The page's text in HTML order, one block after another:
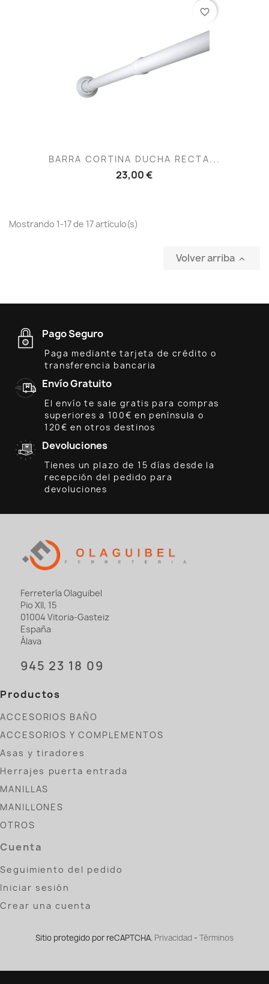
BARRA CORTINA DUCHA RECTA...
23,00 €
favorite_border
Mostrando 1-17 de 17 artículo(s)
Volver arriba 
Pago Seguro
Paga mediante tarjeta de crédito o
transferencia bancaria
Envío Gratuito
El envío te sale gratis para compras
superiores a 100€ en península o
120€ en otros destinos
Devoluciones
Tienes un plazo de 15 días desde la
recepción del pedido para
devoluciones
Ferretería Olaguibel
Pio XII, 15
01004 Vitoria-Gasteiz
España
Álava
945 23 18 09
Productos
ACCESORIOS BAÑO
ACCESORIOS Y COMPLEMENTOS
Asas y tiradores
Herrajes puerta entrada
MANILLAS
MANILLONES
OTROS
Cuenta
Seguimiento del pedido
Iniciar sesión
Crear una cuenta
Sitio protegido por reCAPTCHA. Privacidad - Términos